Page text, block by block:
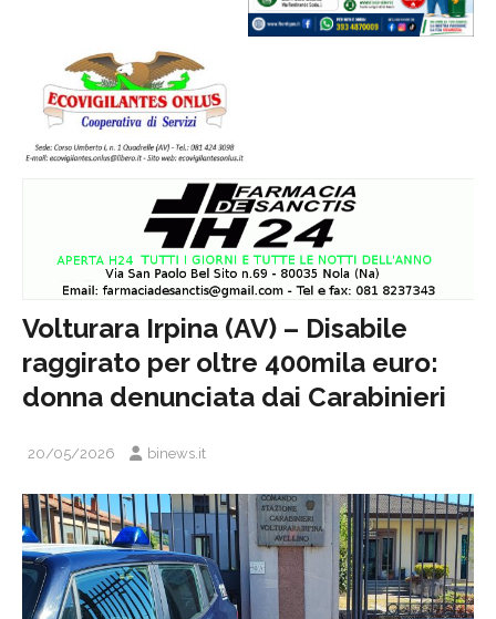
Volturara Irpina (AV) – Disabile
raggirato per oltre 400mila euro:
donna denunciata dai Carabinieri
20/05/2026 binews.it